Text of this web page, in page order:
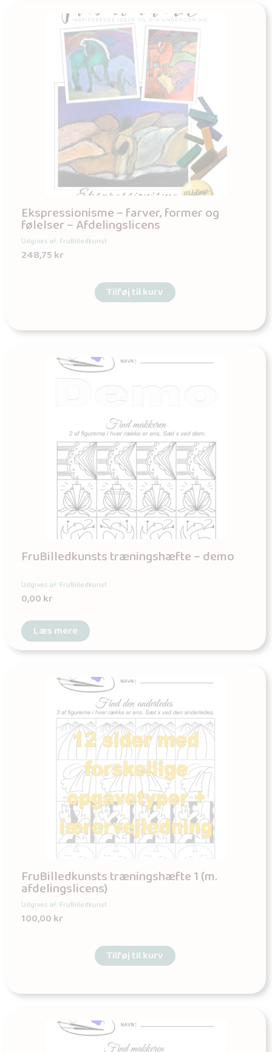
Ekspressionisme – farver, former og
følelser – Afdelingslicens
Udgives af: FruBilledkunst
248,75kr
Tilføj til kurv
FruBilledkunsts træningshæfte – demo
Udgives af: FruBilledkunst
0,00kr
Læs mere
FruBilledkunsts træningshæfte 1 (m.
afdelingslicens)
Udgives af: FruBilledkunst
100,00kr
Tilføj til kurv